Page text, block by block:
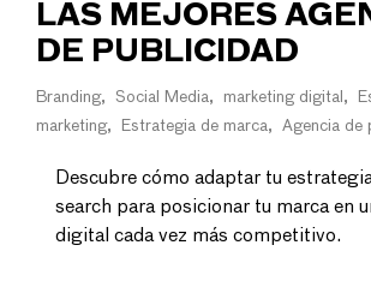
LAS MEJORES
DE PUBLICIDAD
Branding Social Media marketing digital
marketing
Estrategia de marca Agencia de
Descubre cómo adaptar tu
search para posicionar tu marca en
digital cada vez más competitivo.